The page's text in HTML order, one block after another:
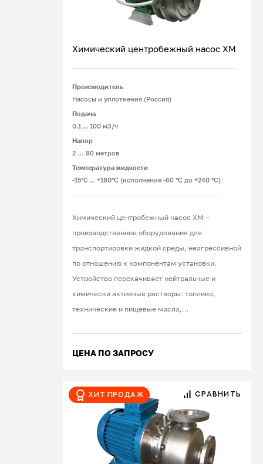
Химический центробежный насос ХМ
Производитель
Насосы и уплотнения (Россия)
Подача
0.1 ... 100 м3/ч
Напор
2 … 80 метров
Температура жидкости
-15°С ... +180°С (исполнение -60 °С до +240 °С)
Химический центробежный насос ХМ —
производственное оборудования для
транспортировки жидкой среды, неагрессивной
по отношению к компонентам установки.
Устройство перекачивает нейтральные и
химически активные растворы: топливо,
технические и пищевые масла,
кислоты, соли. При эксплуатации оборудования
американской фирмы John Crane. В
зависимости от перекачиваемой жидкости,
устанавливают одинарные и двойные
уплотнительные устройства конструкций:
«спина к спине», «тандем».
ЦЕНА ПО ЗАПРОСУ
Хит продаж СРАВНИТЬ